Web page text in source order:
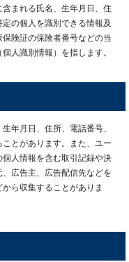
まれる氏名、生年月日、住
の個人を識別できる情報及
険証の保険者番号などの当
人識別情報）を指します。
年月日、住所、電話番号、
とがあります。また、ユー
人情報を含む取引記録や決
広告主、広告配信先などを
ら収集することがありま